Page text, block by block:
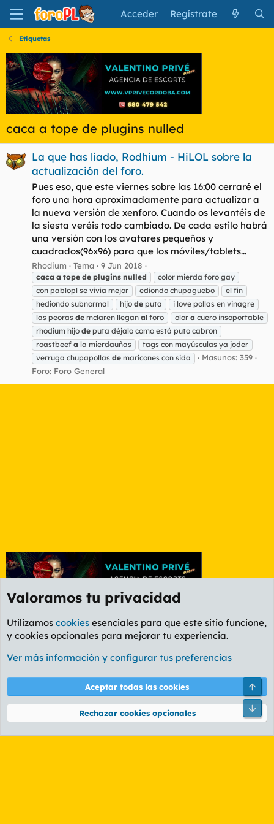
Acceder Regístrate
Etiquetas
caca a tope de plugins nulled
La que has liado, Rodhium - HiLOL sobre la
actualización del foro.
Pues eso, que este viernes sobre las 16:00 cerraré el
foro una hora aproximadamente para actualizar a
la nueva versión de xenforo. Cuando os levantéis de
la siesta veréis todo cambiado. De cada estilo habrá
una versión con los avatares pequeños y
cuadrados(96x96) para que los móviles/tablets...
Rhodium Tema 9 Jun 2018
caca a tope de plugins nulled
color mierda foro gay
con pablopl se vivía mejor
ediondo chupaguebo
el fin
hediondo subnormal
hijo de puta
i love pollas en vinagre
las peoras de mclaren llegan al foro olor a cuero insoportable
rhodium hijo de puta déjalo como está puto cabron
roastbeef a la mierdauñas
tags con mayúsculas ya joder
verruga chupapollas de maricones con sida
Masunos: 359
Foro: Foro General
Etiquetas
Cookies
PL OLDSTYLE AMARILLO
Términos y reglas Política de privacidad Ayuda
Community platform by XenForo® © 2010-2026 XenForo Ltd.
Valoramos tu privacidad
Utilizamos cookies esenciales para que este sitio funcione,
y cookies opcionales para mejorar tu experiencia.
Ver más información y configurar tus preferencias
Aceptar todas las cookies
Rechazar cookies opcionales
Pie